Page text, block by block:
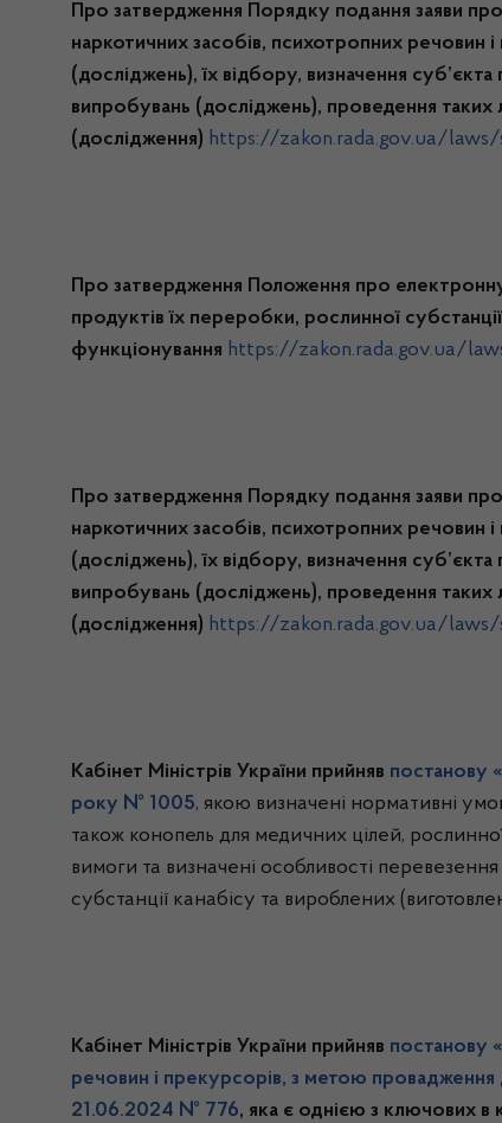
Про затвердження Порядку подання заяви
наркотичних засобів, психотропних речовин
(досліджень), їх відбору, визначення
випробувань (досліджень), проведення
(дослідження) https://zakon.rada.gov.ua/
Про затвердження Положення про
продуктів їх переробки, рослинної
функціонування https://zakon.rada.gov.ua/
Про затвердження Порядку подання заяви
наркотичних засобів, психотропних речовин
(досліджень), їх відбору, визначення
випробувань (досліджень), проведення
(дослідження) https://zakon.rada.gov.ua/
Кабінет Міністрів України прийняв постанову
року № 1005, якою визначені нормативні
також конопель для медичних цілей,
вимоги та визначені особливості
субстанції канабісу та вироблених
Кабінет Міністрів України прийняв постанову
речовин і прекурсорів, з метою провадження
21.06.2024 № 776, яка є однією з ключових в